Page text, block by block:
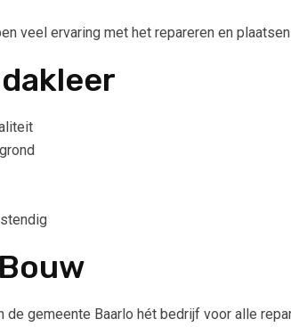
veel ervaring met het repareren en
de gemeente Baarlo hét bedrijf voor alle